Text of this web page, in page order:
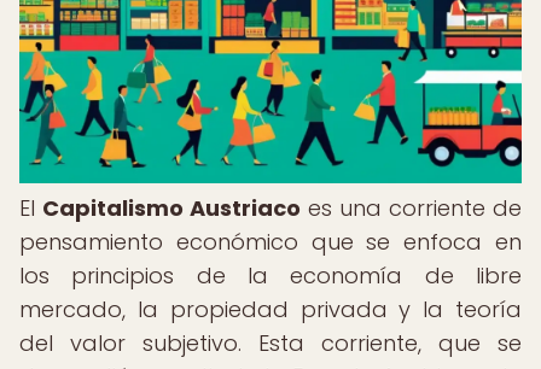
El Capitalismo Austriaco es una corriente de
pensamiento económico que se enfoca en
los principios de la economía de libre
mercado, la propiedad privada y la teoría
del valor subjetivo. Esta corriente, que se